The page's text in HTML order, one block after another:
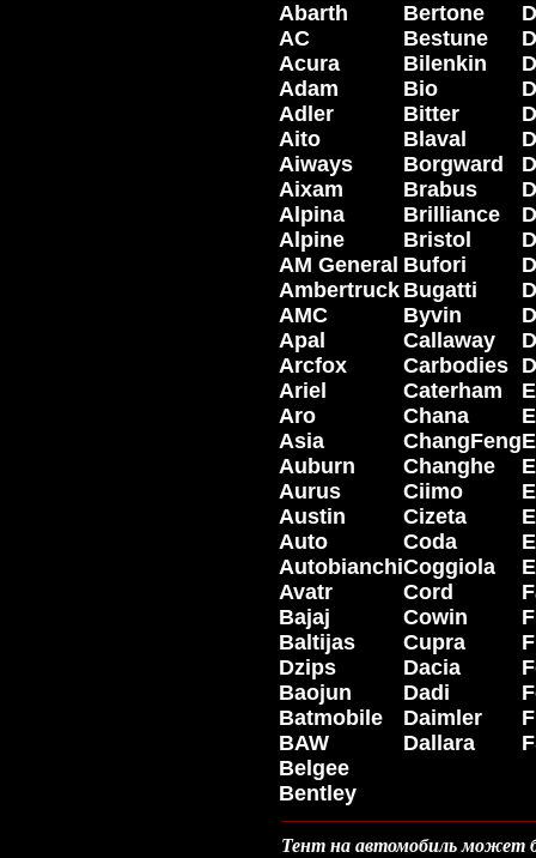
Abarth
AC
Acura
Adam
Adler
Aito
Aiways
Aixam
Alpina
Alpine
AM General
Ambertruck
AMC
Apal
Arcfox
Ariel
Aro
Asia
Auburn
Aurus
Austin
Auto
Autobianchi
Avatr
Bajaj
Baltijas
Dzips
Baojun
Batmobile
BAW
Belgee
Bentley
Bertone
Bestune
Bilenkin
Bio
Bitter
Blaval
Borgward
Brabus
Brilliance
Bristol
Bufori
Bugatti
Byvin
Callaway
Carbodies
Caterham
Chana
ChangFeng
Changhe
Ciimo
Cizeta
Coda
Coggiola
Cord
Cowin
Cupra
Dacia
Dadi
Daimler
Dallara
Тент на автомобиль может